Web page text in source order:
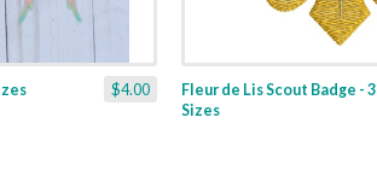
$4.00
Fleur de Lis Scout Badge - 3
Sizes